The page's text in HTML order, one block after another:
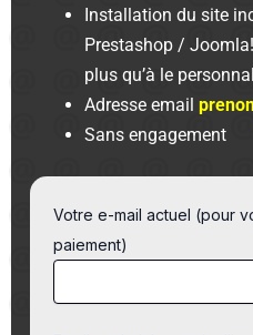
Installation du site
Prestashop /
plus qu’à le
Adresse email
Sans engagement
Votre e-mail actuel (pour
paiement)